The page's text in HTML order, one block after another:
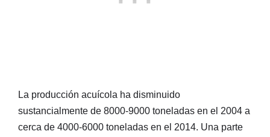
La producción acuícola ha disminuido
sustancialmente de 8000-9000 toneladas en el 2004 a
cerca de 4000-6000 toneladas en el 2014. Una parte